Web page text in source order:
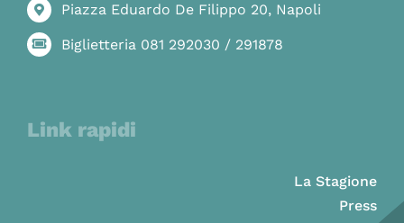
Piazza Eduardo De Filippo 20, Napoli
Biglietteria 081 292030 / 291878
Link rapidi
La Stagione
Press